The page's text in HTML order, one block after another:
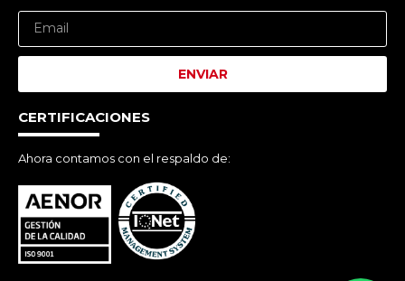
ENVIAR
CERTIFICACIONES
Ahora contamos con el respaldo de: